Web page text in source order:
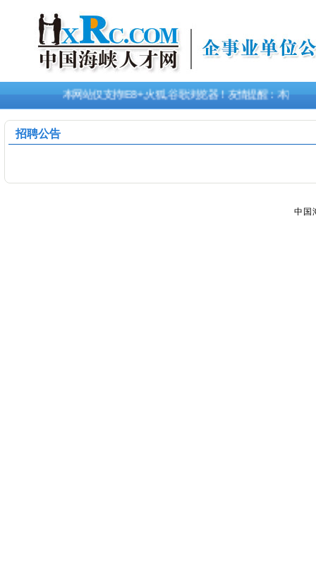
本网站仅支持IE8+,火狐,谷歌浏览器！友情提醒：本次招
招聘公告
中国